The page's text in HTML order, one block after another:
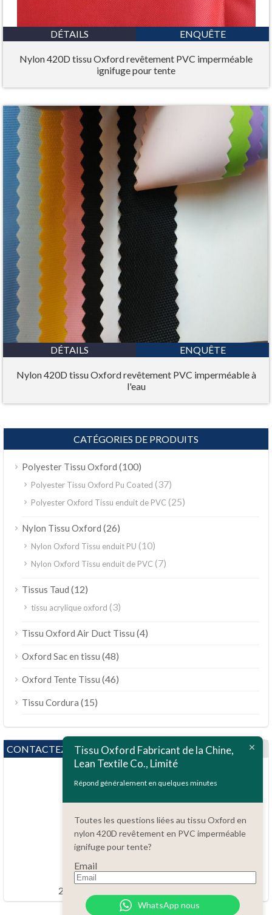
DÉTAILS ENQUÊTE
Nylon 420D tissu Oxford revêtement PVC imperméable
ignifuge pour tente
DÉTAILS ENQUÊTE
Nylon 420D tissu Oxford revêtement PVC imperméable à
l'eau
CATÉGORIES DE PRODUITS
Polyester Tissu Oxford (100)
Polyester Tissu Oxford Pu Coated (37)
Polyester Oxford Tissu enduit de PVC(25)
Nylon Tissu Oxford (26)
Nylon Oxford Tissu enduit PU (10)
Nylon Oxford Tissu enduit de PVC(7)
Tissus Taud (12)
tissu acrylique oxford (3)
Tissu Oxford Air Duct Tissu (4)
Oxford Sac en tissu (48)
Oxford Tente Tissu (46)
Tissu Cordura (15)
CONTACTEZ NOUS
Des questions?
order@china-fabrics.net
24 heures par jour 7 jours par semaine
Tissu Oxford Fabricant de la Chine,
Lean Textile Co., Limité
Répond généralement en quelques minutes
Toutes les questions liées au tissu Oxford en
nylon 420D revêtement en PVC imperméable
ignifuge pour tente?
Email
WhatsApp nous